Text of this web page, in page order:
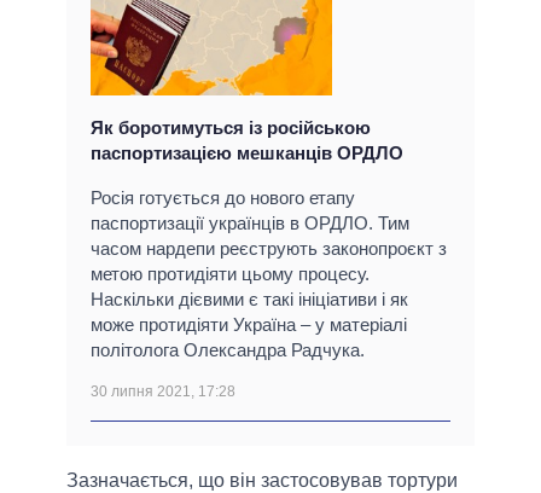
Як боротимуться із російською
паспортизацією мешканців ОРДЛО
Росія готується до нового етапу
паспортизації українців в ОРДЛО. Тим
часом нардепи реєструють законопроєкт з
метою протидіяти цьому процесу.
Наскільки дієвими є такі ініціативи і як
може протидіяти Україна – у матеріалі
політолога Олександра Радчука.
30 липня 2021, 17:28
Зазначається, що він застосовував тортури